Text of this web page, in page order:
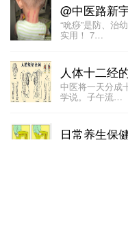
@中医路新
“吮痧”是防、治
实用！ 7…
人体十二经
中医将一天分成
学说。子午流…
日常养生保